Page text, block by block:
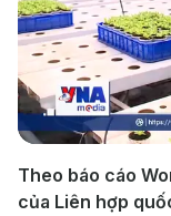
Theo báo cáo
của Liên hợp